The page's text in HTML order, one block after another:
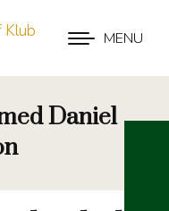
MENU
Daniel